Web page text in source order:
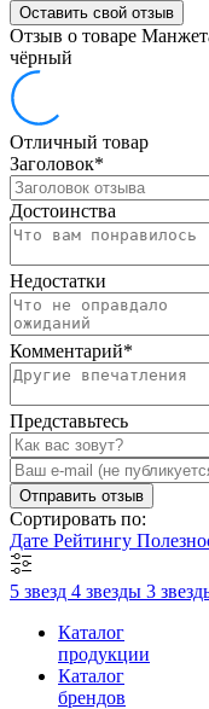
Оставить свой отзыв
Отзыв о товаре
чёрный
Отличный товар
Заголовок*
Достоинства
Недостатки
Комментарий*
Представьтесь
Отправить отзыв
Сортировать по:
Дате Рейтингу
5 звезд 4 звезды 3
Каталог
продукции
Каталог
брендов